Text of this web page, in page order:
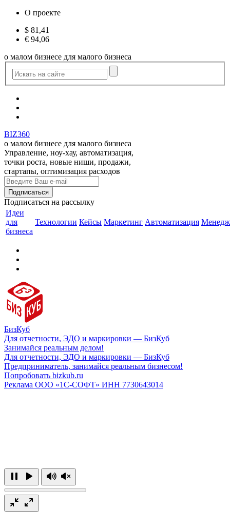
О проекте
$ 81,41
€ 94,06
о малом бизнесе для малого бизнеса
BIZ360
о малом бизнесе для малого бизнеса
Управление, ноу-хау, автоматизация,
точки роста, новые ниши, продажи,
стартапы, оптимизация расходов
Подписаться на рассылку
Идеи
для
бизнеса
Технологии Кейсы Маркетинг Автоматизация
БизКуб
Для отчетности, ЭДО и маркировки — БизКуб
Занимайся реальным делом!
Для отчетности, ЭДО и маркировки — БизКуб
Предприниматель, занимайся реальным бизнесом!
Попробовать bizkub.ru
Реклама ООО «1С-СОФТ» ИНН 7730643014